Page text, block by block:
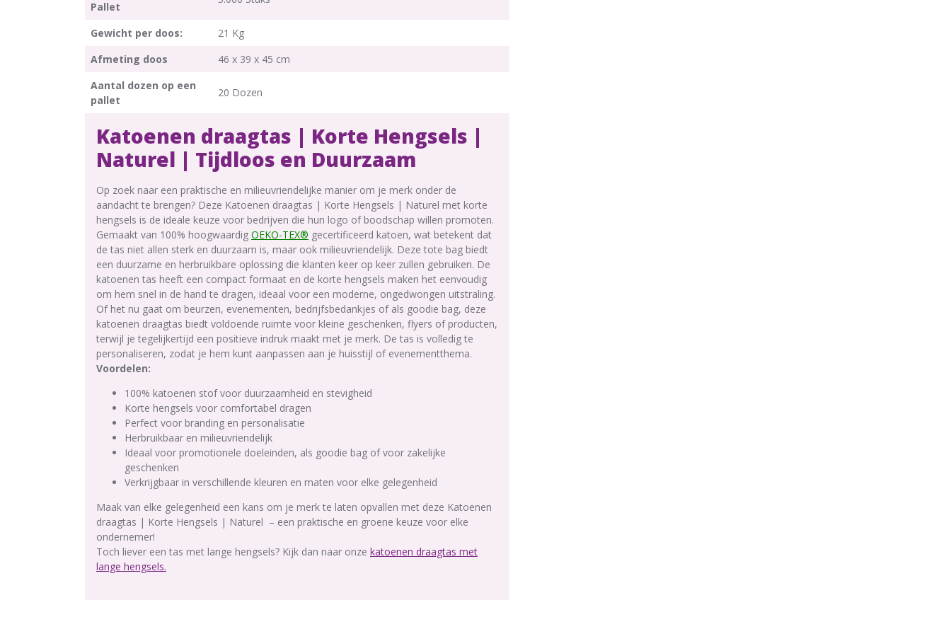
Pallet
Gewicht per doos:
21 Kg
Afmeting doos
46 x 39 x 45 cm
Aantal dozen op een
pallet
20 Dozen
Katoenen draagtas | Korte Hengsels |
Naturel | Tijdloos en Duurzaam
Op zoek naar een praktische en milieuvriendelijke manier om je merk onder de
aandacht te brengen? Deze Katoenen draagtas | Korte Hengsels | Naturel met korte
hengsels is de ideale keuze voor bedrijven die hun logo of boodschap willen promoten.
Gemaakt van 100% hoogwaardig OEKO-TEX® gecertificeerd katoen, wat betekent dat
de tas niet allen sterk en duurzaam is, maar ook milieuvriendelijk. Deze tote bag biedt
een duurzame en herbruikbare oplossing die klanten keer op keer zullen gebruiken. De
katoenen tas heeft een compact formaat en de korte hengsels maken het eenvoudig
om hem snel in de hand te dragen, ideaal voor een moderne, ongedwongen uitstraling.
Of het nu gaat om beurzen, evenementen, bedrijfsbedankjes of als goodie bag, deze
katoenen draagtas biedt voldoende ruimte voor kleine geschenken, flyers of producten,
terwijl je tegelijkertijd een positieve indruk maakt met je merk. De tas is volledig te
personaliseren, zodat je hem kunt aanpassen aan je huisstijl of evenementthema.
Voordelen:
100% katoenen stof voor duurzaamheid en stevigheid
Korte hengsels voor comfortabel dragen
Perfect voor branding en personalisatie
Herbruikbaar en milieuvriendelijk
Ideaal voor promotionele doeleinden, als goodie bag of voor zakelijke
geschenken
Verkrijgbaar in verschillende kleuren en maten voor elke gelegenheid
Maak van elke gelegenheid een kans om je merk te laten opvallen met deze Katoenen
draagtas | Korte Hengsels | Naturel – een praktische en groene keuze voor elke
ondernemer!
Toch liever een tas met lange hengsels? Kijk dan naar onze katoenen draagtas met
lange hengsels.